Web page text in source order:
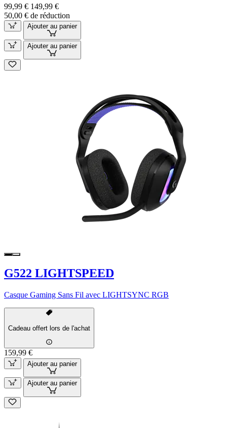
99,99 € 149,99 €
50,00 € de réduction
Ajouter au panier
Ajouter au panier
G522 LIGHTSPEED
Casque Gaming Sans Fil avec LIGHTSYNC RGB
Cadeau offert lors de l'achat
159,99 €
Ajouter au panier
Ajouter au panier